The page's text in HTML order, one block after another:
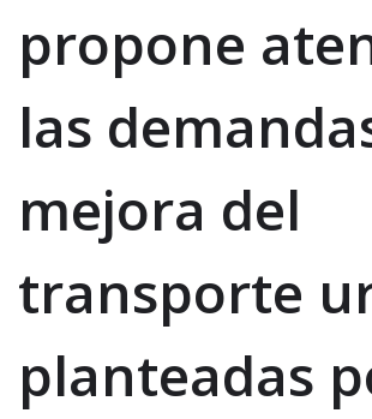
propone
las
mejora del
transporte
planteadas